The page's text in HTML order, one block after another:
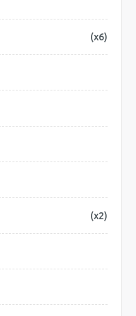
(x6)
(x2)